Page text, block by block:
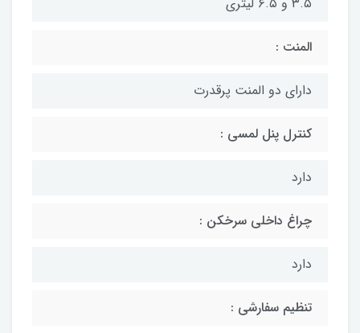
المنت :
دارای دو المنت پرقدرت
کنترل پنل لمسی :
دارد
چراغ داخلی سرخکن :
دارد
تنظیم سفارشی :